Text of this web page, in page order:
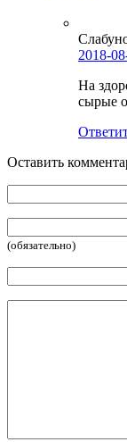
2018-
На
сырые
Оставить
(обязательно)